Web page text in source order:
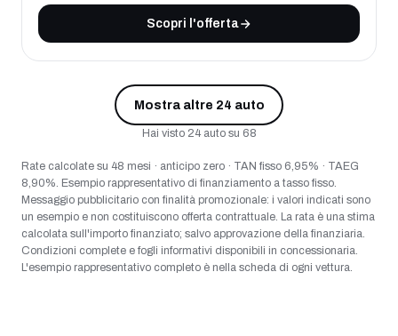
Scopri l'offerta
Mostra altre 24 auto
Hai visto 24auto su 68
Rate calcolate su 48 mesi · anticipo zero · TAN fisso 6,95% · TAEG
8,90%. Esempio rappresentativo di finanziamento a tasso fisso.
Messaggio pubblicitario con finalità promozionale: i valori indicati sono
un esempio e non costituiscono offerta contrattuale. La rata è una stima
calcolata sull'importo finanziato; salvo approvazione della finanziaria.
Condizioni complete e fogli informativi disponibili in concessionaria.
L'esempio rappresentativo completo è nella scheda di ogni vettura.